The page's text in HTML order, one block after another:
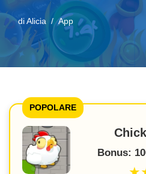
diAlicia App
POPOLARE
Bonus: